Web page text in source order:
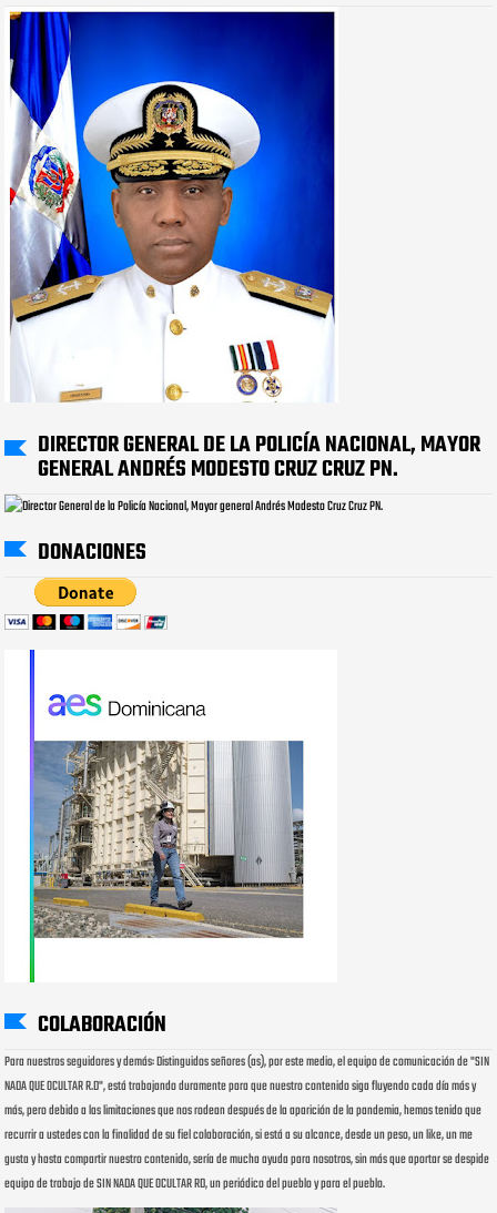
DIRECTOR GENERAL DE LA POLICÍA NACIONAL, MAYOR
GENERAL ANDRÉS MODESTO CRUZ CRUZ PN.
DONACIONES
COLABORACIÓN
Para nuestros seguidores y demás: Distinguidos señores (as), por este medio, el equipo de comunicación de "SIN
NADA QUE OCULTAR R.D", está trabajando duramente para que nuestro contenido siga fluyendo cada día más y
más, pero debido a las limitaciones que nos rodean después de la aparición de la pandemia, hemos tenido que
recurrir a ustedes con la finalidad de su fiel colaboración, si está a su alcance, desde un peso, un like, un me
gusta y hasta compartir nuestro contenido, sería de mucha ayuda para nosotros, sin más que aportar se despide
equipo de trabajo de SIN NADA QUE OCULTAR RD, un periódico del pueblo y para el pueblo.